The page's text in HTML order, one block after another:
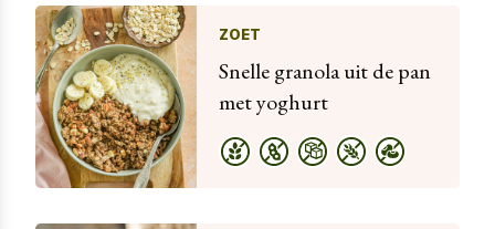
ZOET
Snelle granola uit de pan
met yoghurt